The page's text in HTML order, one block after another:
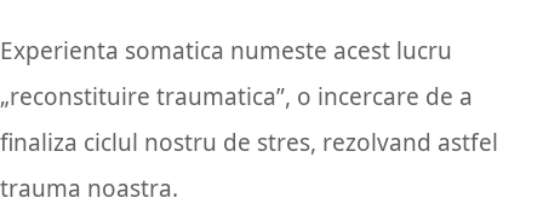
Experienta somatica numeste acest lucru
„reconstituire traumatica”, o incercare de a
finaliza ciclul nostru de stres, rezolvand astfel
trauma noastra.